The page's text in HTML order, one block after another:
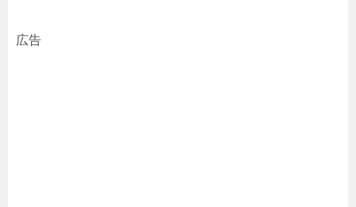
広告